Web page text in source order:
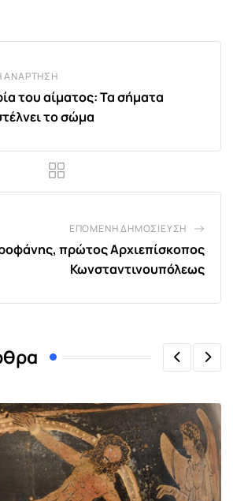
ΑΝΆΡΤΗΣΗ
του αίματος: Τα σήματα
το σώμα
ΕΠΌΜΕΝΗ ΔΗΜΟΣΊΕΥΣΗ
πρώτος Αρχιεπίσκοπος
Κωνσταντινουπόλεως